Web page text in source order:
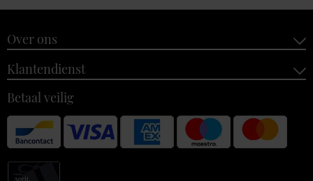
Over ons
Klantendienst
Betaal veilig